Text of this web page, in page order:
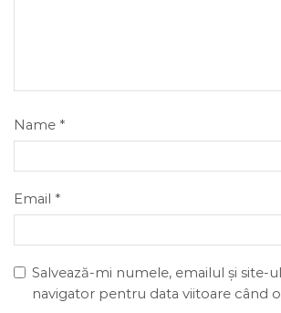
Name *
Email *
Salvează-mi numele, emailul și site-
navigator pentru data viitoare când